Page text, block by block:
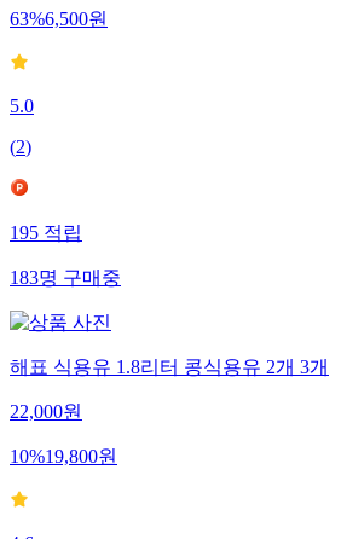
63%6,500원
5.0
(2)
195적립
183명구매중
해표 식용유 1.8리터 콩식용유 2개 3개
22,000원
10%19,800원